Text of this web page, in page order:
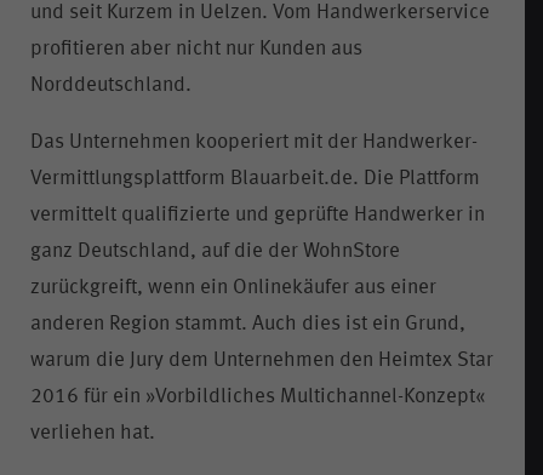
und seit Kurzem in Uelzen. Vom Handwerkerservice
profitieren aber nicht nur Kunden aus
Norddeutschland.
Das Unternehmen kooperiert mit der Handwerker-
Vermittlungsplattform Blauarbeit.de. Die Plattform
vermittelt qualifizierte und geprüfte Handwerker in
ganz Deutschland, auf die der WohnStore
zurückgreift, wenn ein Onlinekäufer aus einer
anderen Region stammt. Auch dies ist ein Grund,
warum die Jury dem Unternehmen den Heimtex Star
2016 für ein »Vorbildliches Multichannel-Konzept«
verliehen hat.